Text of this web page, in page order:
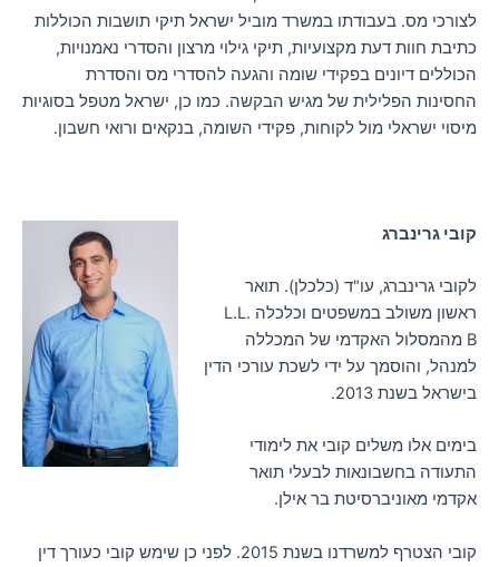
לצורכי מס. בעבודתו במשרד מוביל ישראל תיקי תושבות הכוללות
כתיבת חוות דעת מקצועיות, תיקי גילוי מרצון והסדרי נאמנויות,
הכוללים דיונים בפקידי שומה והגעה להסדרי מס והסדרת
החסינות הפלילית של מגיש הבקשה. כמו כן, ישראל מטפל בסוגיות
מיסוי ישראלי מול לקוחות, פקידי השומה, בנקאים ורואי חשבון.
קובי גרינברג
לקובי גרינברג, עו"ד (כלכלן). תואר
ראשון משולב במשפטים וכלכלה L.L.
B מהמסלול האקדמי של המכללה
למנהל, והוסמך על ידי לשכת עורכי הדין
בישראל בשנת 2013.
בימים אלו משלים קובי את לימודי
התעודה בחשבונאות לבעלי תואר
אקדמי מאוניברסיטת בר אילן.
קובי הצטרף למשרדנו בשנת 2015. לפני כן שימש קובי כעורך דין